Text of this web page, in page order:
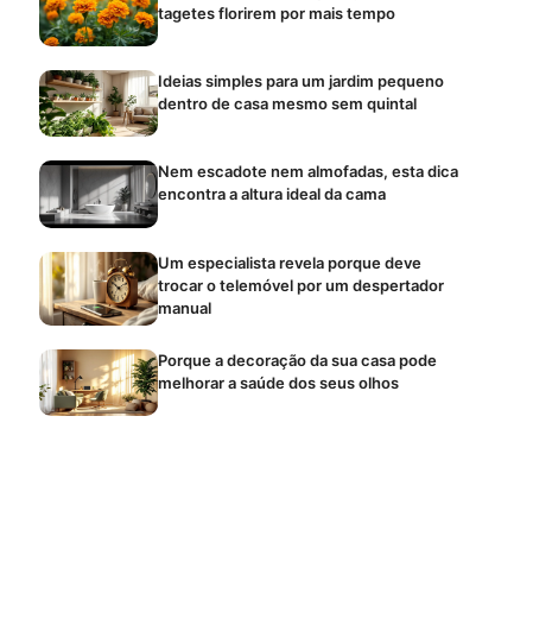
tagetes florirem por mais tempo
Ideias simples para um jardim pequeno
dentro de casa mesmo sem quintal
Nem escadote nem almofadas, esta dica
encontra a altura ideal da cama
Um especialista revela porque deve
trocar o telemóvel por um despertador
manual
Porque a decoração da sua casa pode
melhorar a saúde dos seus olhos